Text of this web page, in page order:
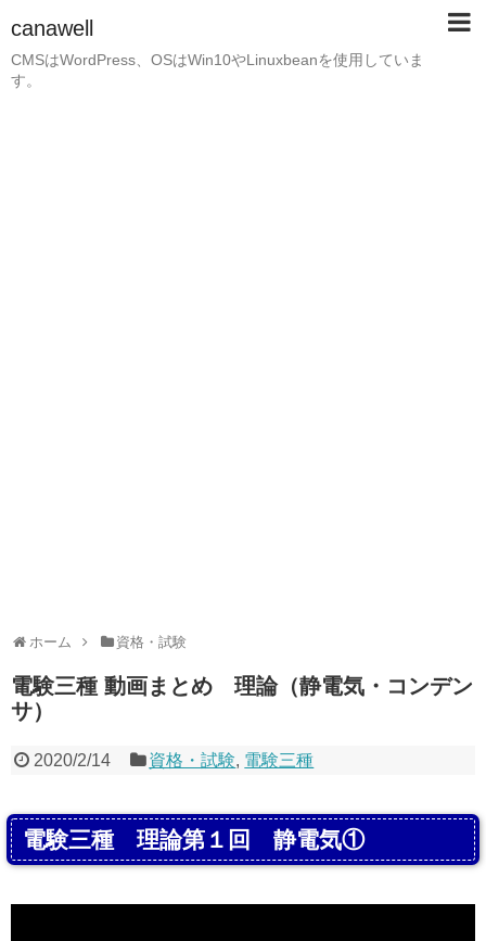
canawell
CMSはWordPress、OSはWin10やLinuxbeanを使用していま
す。
ホーム 資格・試験
電験三種 動画まとめ 理論（静電気・コンデン
サ）
2020/2/14 資格・試験, 電験三種
電験三種 理論第１回 静電気①